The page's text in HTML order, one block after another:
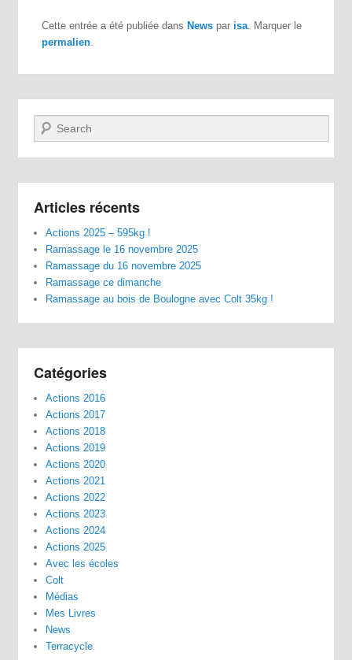
Cette entrée a été publiée dans News par isa . Marquer le
permalien
Recherche
Articles récents
Actions 2025 – 595kg !
Ramassage le 16 novembre 2025
Ramassage du 16 novembre 2025
Ramassage ce dimanche
Ramassage au bois de Boulogne avec Colt 35kg !
Catégories
Actions 2016
Actions 2017
Actions 2018
Actions 2019
Actions 2020
Actions 2021
Actions 2022
Actions 2023
Actions 2024
Actions 2025
Avec les écoles
Colt
Médias
Mes Livres
News
Terracycle